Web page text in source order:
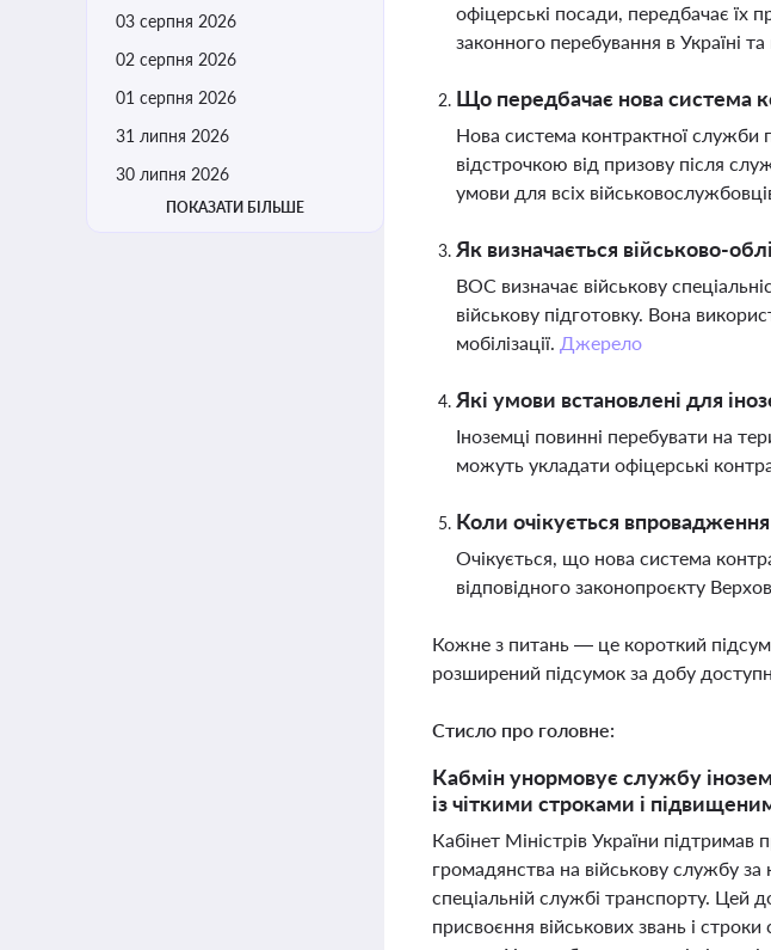
03 серпня 2026
02 серпня 2026
01 серпня 2026
31 липня 2026
30 липня 2026
ПОКАЗАТИ БІЛЬШЕ
офіцерські посади, передбачає їх
законного перебування в Україні
Що передбачає нова система
Нова система контрактної служби
відстрочкою від призову після
умови для всіх
Як визначається військово-
ВОС визначає військову
військову підготовку. Вона
мобілізації. Джерело
Які умови встановлені для
Іноземці повинні перебувати на
можуть укладати офіцерські
Коли очікується
Очікується, що нова система
відповідного законопроєкту
Кожне з питань — це короткий
розширений підсумок за добу
Стисло про головне:
Кабмін унормовує службу
із чіткими строками і
Кабінет Міністрів України
громадянства на військову службу
спеціальній службі транспорту.
присвоєння військових звань і